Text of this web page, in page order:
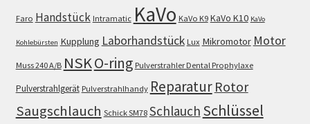
Faro Handstück Intramatic KaVo KaVo K9 KaVo K10 KaVo
Kohlebürsten Kupplung Laborhandstück Lux Mikromotor Motor
Muss 240 A/B NSKO-ring Pulverstrahler Dental Prophylaxe
Pulverstrahlgerät Pulverstrahlhandy Reparatur Rotor
Saugschlauch Schick SM78 Schlauch Schlüssel